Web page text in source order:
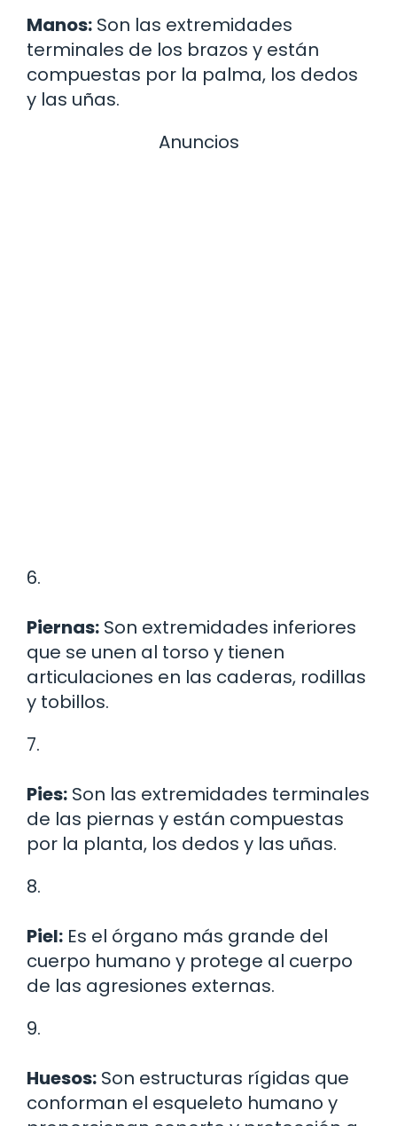
Manos: Son las extremidades
terminales de los brazos y están
compuestas por la palma, los dedos
y las uñas.
Anuncios
6.
Piernas: Son extremidades inferiores
que se unen al torso y tienen
articulaciones en las caderas, rodillas
y tobillos.
7.
Pies: Son las extremidades terminales
de las piernas y están compuestas
por la planta, los dedos y las uñas.
8.
Piel: Es el órgano más grande del
cuerpo humano y protege al cuerpo
de las agresiones externas.
9.
Huesos: Son estructuras rígidas que
conforman el esqueleto humano y